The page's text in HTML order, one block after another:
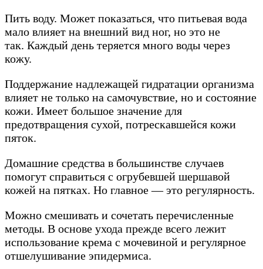
Пить воду. Может показаться, что питьевая вода
мало влияет на внешний вид ног, но это не
так. Каждый день теряется много воды через
кожу.
Поддержание надлежащей гидратации организма
влияет не только на самочувствие, но и состояние
кожи. Имеет большое значение для
предотвращения сухой, потрескавшейся кожи
пяток.
Домашние средства в большинстве случаев
помогут справиться с огрубевшей шершавой
кожей на пятках. Но главное — это регулярность.
Можно смешивать и сочетать перечисленные
методы. В основе ухода прежде всего лежит
использование крема с мочевиной и регулярное
отшелушивание эпидермиса.